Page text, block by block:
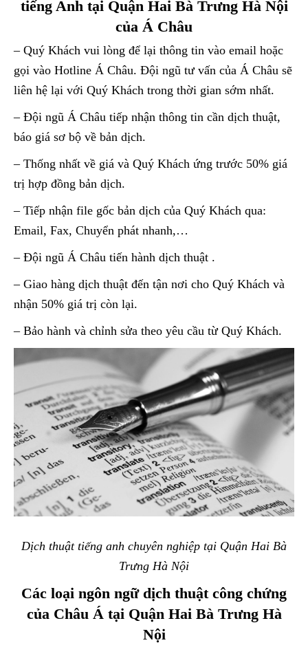
tiếng Anh tại Quận Hai Bà Trưng Hà Nội
của Á Châu
– Quý Khách vui lòng để lại thông tin vào email hoặc
gọi vào Hotline Á Châu. Đội ngũ tư vấn của Á Châu sẽ
liên hệ lại với Quý Khách trong thời gian sớm nhất.
– Đội ngũ Á Châu tiếp nhận thông tin cần dịch thuật,
báo giá sơ bộ về bản dịch.
– Thống nhất về giá và Quý Khách ứng trước 50% giá
trị hợp đồng bản dịch.
– Tiếp nhận file gốc bản dịch của Quý Khách qua:
Email, Fax, Chuyển phát nhanh,…
– Đội ngũ Á Châu tiến hành dịch thuật .
– Giao hàng dịch thuật đến tận nơi cho Quý Khách và
nhận 50% giá trị còn lại.
– Bảo hành và chỉnh sửa theo yêu cầu từ Quý Khách.
Dịch thuật tiếng anh chuyên nghiệp tại Quận Hai Bà
Trưng Hà Nội
Các loại ngôn ngữ dịch thuật công chứng
của Châu Á tại Quận Hai Bà Trưng Hà
Nội